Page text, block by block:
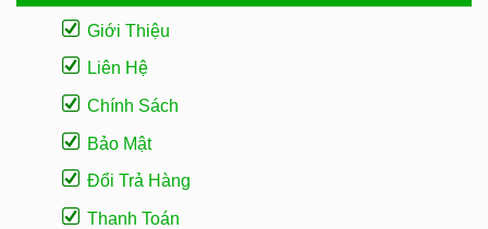
Giới Thiệu
Liên Hệ
Chính Sách
Bảo Mật
Đổi Trả Hàng
Thanh Toán